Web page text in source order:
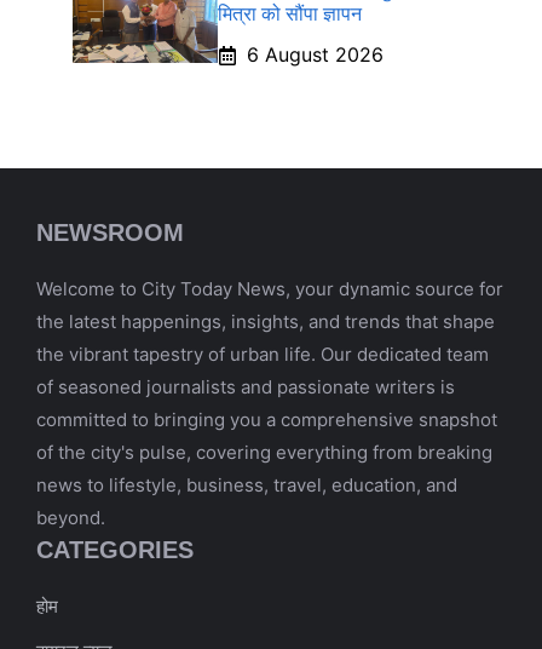
मित्रा को सौंपा ज्ञापन
6 August 2026
NEWSROOM
Welcome to City Today News, your dynamic source for
the latest happenings, insights, and trends that shape
the vibrant tapestry of urban life. Our dedicated team
of seasoned journalists and passionate writers is
committed to bringing you a comprehensive snapshot
of the city's pulse, covering everything from breaking
news to lifestyle, business, travel, education, and
beyond.
CATEGORIES
होम